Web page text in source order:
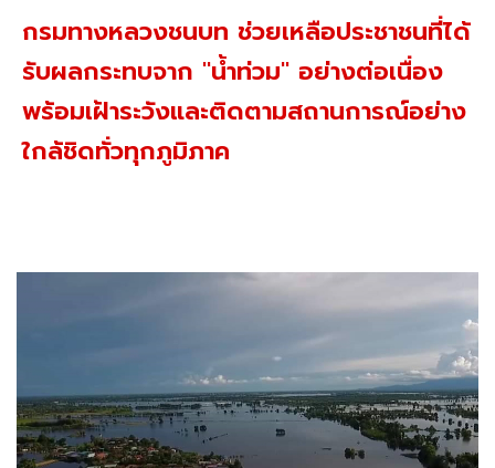
กรมทางหลวงชนบท ช่วยเหลือประชาชนที่ได้
รับผลกระทบจาก "น้ำท่วม" อย่างต่อเนื่อง
พร้อมเฝ้าระวังและติดตามสถานการณ์อย่าง
ใกล้ชิดทั่วทุกภูมิภาค